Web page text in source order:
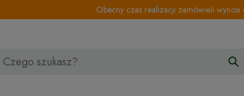
Obecny czas realizacji zamówień